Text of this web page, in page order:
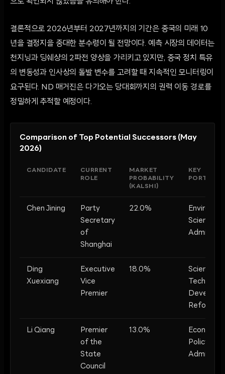
결론적으로 2026년부터 2027년까지의 기간은 중국의 미래 10
년을 결정지을 중대한 분수령이 될 전망이다. 예측 시장의 데이터는
천지닝과 딩쉐샹의 2파전 양상을 가리키고 있지만, 중국 정치 특유
의 변동성과 인사상의 돌발 변수를 고려할 때 지속적인 모니터링이
요구된다. ND 매거진은 다가오는 당대회까지의 권력 이동 경로를
정밀하게 추적할 예정이다.
Comparison of Top Potential Successors (May
2026)
CANDIDATE
CURRENT
ROLE
MARKET
PROBABILITY
(KALSHI)
KEY
Chen Jining
Party
Secretary
of
Shanghai
22.0%
Science,
Ding
Xuexiang
Executive
Vice
Premier
18.0%
Science &
Tech,
Reform
Li Qiang
Premier
of the
State
Council
13.0%
Economic
Policy,